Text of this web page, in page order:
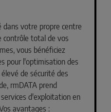
dans votre propre centre
contrôle total de vos
vous bénéficiez
pour l'optimisation des
de sécurité des
rmDATA prend
d'exploitation en
avantages :